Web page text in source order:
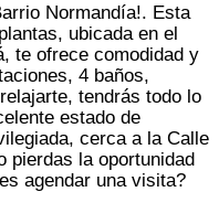
Normandía!. Esta
ubicada en el
te ofrece comodidad y
4 baños,
tendrás todo lo
estado de
cerca a la Calle
pierdas la oportunidad
agendar una visita?